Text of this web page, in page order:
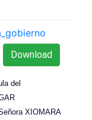
Download
del
XIOMARA